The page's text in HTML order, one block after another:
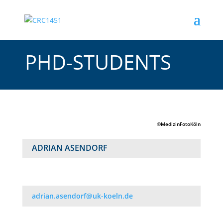
PHD-STUDENTS
©MedizinFotoKöln
ADRIAN ASENDORF
adrian.asendorf@uk-koeln.de